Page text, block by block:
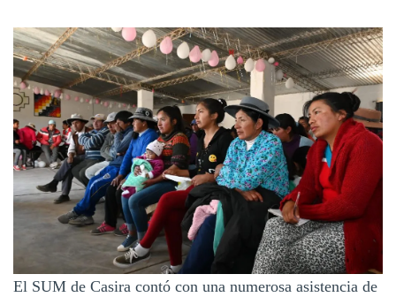
El SUM de Casira contó con una numerosa asistencia de